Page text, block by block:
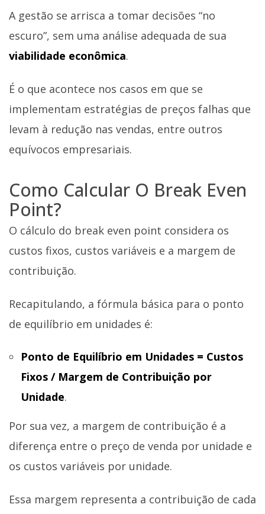
A gestão se arrisca a tomar decisões “no
escuro”, sem uma análise adequada de sua
viabilidade econômica.
É o que acontece nos casos em que se
implementam estratégias de preços falhas que
levam à redução nas vendas, entre outros
equívocos empresariais.
Como Calcular O Break Even
Point?
O cálculo do break even point considera os
custos fixos, custos variáveis e a margem de
contribuição.
Recapitulando, a fórmula básica para o ponto
de equilíbrio em unidades é:
Ponto de Equilíbrio em Unidades = Custos
Fixos / Margem de Contribuição por
Unidade.
Por sua vez, a margem de contribuição é a
diferença entre o preço de venda por unidade e
os custos variáveis por unidade.
Essa margem representa a contribuição de cada